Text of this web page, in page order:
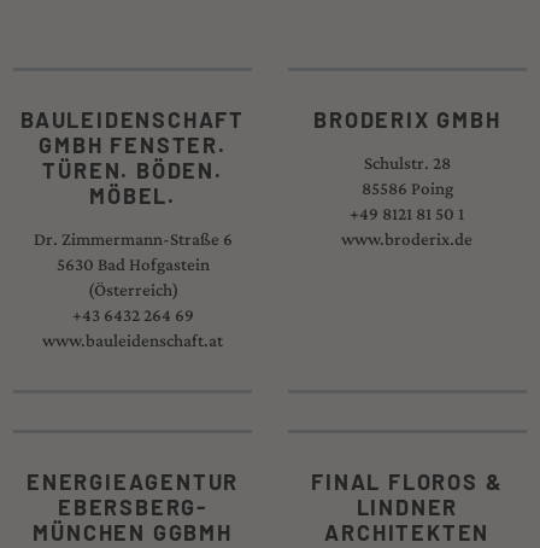
BAULEIDENSCHAFT
GMBH FENSTER.
TÜREN. BÖDEN.
MÖBEL.
Dr. Zimmermann-Straße 6
5630 Bad Hofgastein
(Österreich)
+43 6432 264 69
www.bauleidenschaft.at
BRODERIX GMBH
Schulstr. 28
85586 Poing
+49 8121 81 50 1
www.broderix.de
ENERGIEAGENTUR
EBERSBERG-
MÜNCHEN GGBMH
FINAL FLOROS &
LINDNER
ARCHITEKTEN